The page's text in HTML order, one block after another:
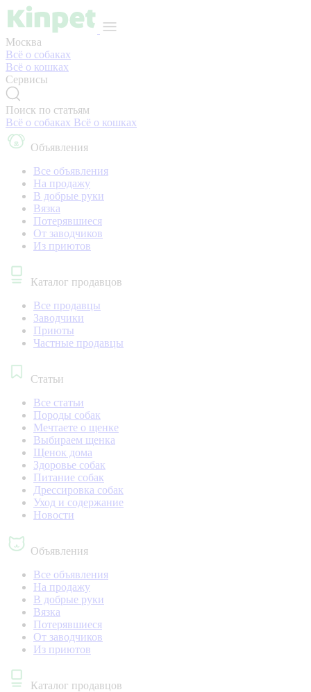
Москва
Всё о собаках
Всё о кошках
Сервисы
Поиск по статьям
Всё о собаках Всё о кошках
Объявления
Все объявления
На продажу
В добрые руки
Вязка
Потерявшиеся
От заводчиков
Из приютов
Каталог продавцов
Все продавцы
Заводчики
Приюты
Частные продавцы
Статьи
Все статьи
Породы собак
Мечтаете о щенке
Выбираем щенка
Щенок дома
Здоровье собак
Питание собак
Дрессировка собак
Уход и содержание
Новости
Объявления
Все объявления
На продажу
В добрые руки
Вязка
Потерявшиеся
От заводчиков
Из приютов
Каталог продавцов